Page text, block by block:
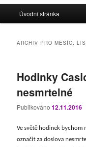
navigační
Úvodní stránka
ARCHIV PRO MĚSÍC:
Hodinky
nesmrtelné
Publikováno12.11.2016
Ve světě hodinek bychom
označit za doslova